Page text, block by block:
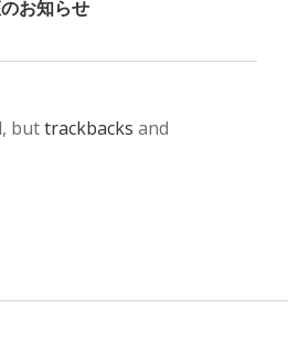
お知らせ
buttrackbacks and